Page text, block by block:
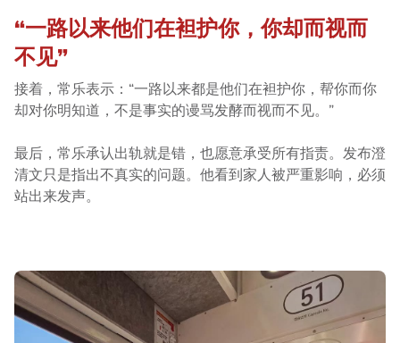
“一路以来他们在袒护你，你却而视而
不见”
接着，常乐表示：“一路以来都是他们在袒护你，帮你而你
却对你明知道，不是事实的谩骂发酵而视而不见。”
最后，常乐承认出轨就是错，也愿意承受所有指责。发布澄
清文只是指出不真实的问题。他看到家人被严重影响，必须
站出来发声。